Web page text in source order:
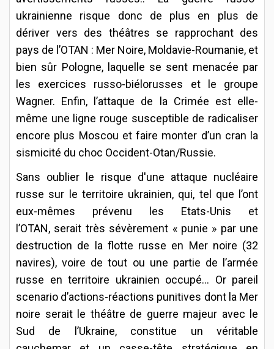
ukrainienne risque donc de plus en plus de
dériver vers des théâtres se rapprochant des
pays de l’OTAN : Mer Noire, Moldavie-Roumanie, et
bien sûr Pologne, laquelle se sent menacée par
les exercices russo-biélorusses et le groupe
Wagner. Enfin, l’attaque de la Crimée est elle-
même une ligne rouge susceptible de radicaliser
encore plus Moscou et faire monter d’un cran la
sismicité du choc Occident-Otan/Russie.
Sans oublier le risque d'une attaque nucléaire
russe sur le territoire ukrainien, qui, tel que l’ont
eux-mêmes prévenu les Etats-Unis et
l’OTAN, serait très sévèrement « punie » par une
destruction de la flotte russe en Mer noire (32
navires), voire de tout ou une partie de l’armée
russe en territoire ukrainien occupé... Or pareil
scenario d’actions-réactions punitives dont la Mer
noire serait le théâtre de guerre majeur avec le
Sud de l’Ukraine, constitue un véritable